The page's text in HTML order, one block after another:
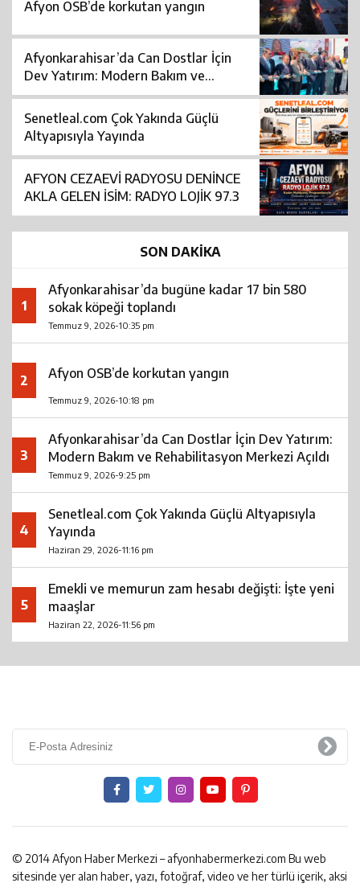
Afyon OSB’de korkutan yangın
Afyonkarahisar’da Can Dostlar İçin
Dev Yatırım: Modern Bakım ve
Rehabilitasyon Merkezi Açıldı
Senetleal.com Çok Yakında Güçlü
Altyapısıyla Yayında
AFYON CEZAEVİ RADYOSU DENİNCE
AKLA GELEN İSİM: RADYO LOJİK 97.3
SON DAKİKA
1
Afyonkarahisar’da bugüne kadar 17 bin 580
sokak köpeği toplandı
Temmuz 9, 2026-10:35 pm
2 Afyon OSB’de korkutan yangın
Temmuz 9, 2026-10:18 pm
3
Afyonkarahisar’da Can Dostlar İçin Dev Yatırım:
Modern Bakım ve Rehabilitasyon Merkezi Açıldı
Temmuz 9, 2026-9:25 pm
4
Senetleal.com Çok Yakında Güçlü Altyapısıyla
Yayında
Haziran 29, 2026-11:16 pm
5
Emekli ve memurun zam hesabı değişti: İşte yeni
maaşlar
Haziran 22, 2026-11:56 pm
© 2014 Afyon Haber Merkezi – afyonhabermerkezi.com Bu web
sitesinde yer alan haber, yazı, fotoğraf, video ve her türlü içerik, aksi